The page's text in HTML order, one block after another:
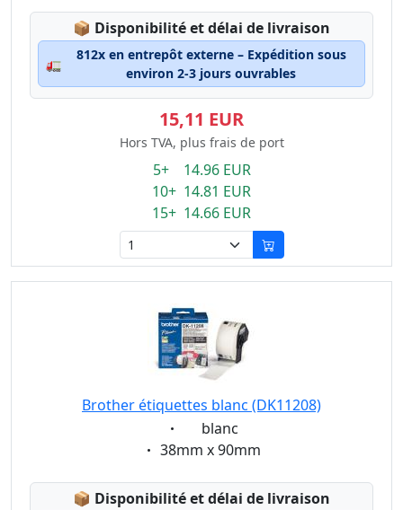
📦 Lagerstatus:
Disponibilité et délai de livraison
🚛
812x en entrepôt externe – Expédition sous
environ 2-3 jours ouvrables
15,11 EUR
Hors TVA, plus frais de port
5+ 14.96 EUR
10+ 14.81 EUR
15+ 14.66 EUR
Brother étiquettes blanc (DK11208)
Eigenschaft:
blanc
Eigenschaft:
38mm x 90mm
📦 Lagerstatus:
Disponibilité et délai de livraison